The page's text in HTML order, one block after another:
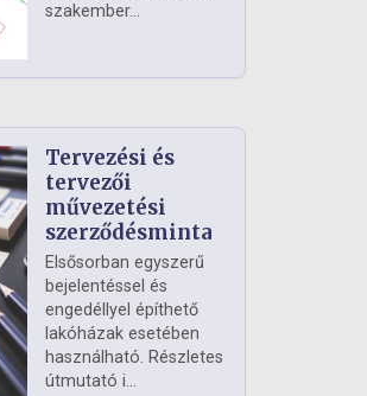
szakember...
Tervezési és
tervezői
művezetési
szerződésminta
Elsősorban egyszerű
bejelentéssel és
engedéllyel építhető
lakóházak esetében
használható. Részletes
útmutató i...